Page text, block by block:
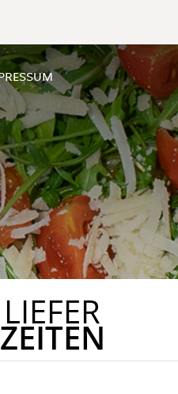
LIEFER
ZEITEN